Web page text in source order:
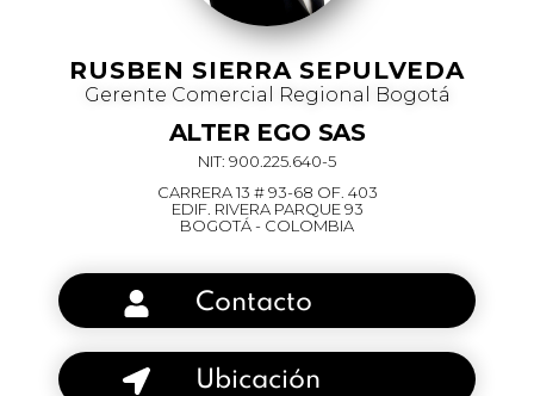
RUSBEN SIERRA SEPULVEDA
Gerente Comercial Regional Bogotá
ALTER EGO SAS
NIT: 900.225.640-5
CARRERA 13 # 93-68 OF. 403
EDIF. RIVERA PARQUE 93
BOGOTÁ - COLOMBIA
Contacto
Ubicación